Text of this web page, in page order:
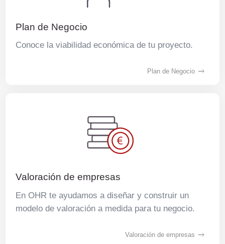
Plan de Negocio
Conoce la viabilidad económica de tu proyecto.
Plan de Negocio
Valoración de empresas
En OHR te ayudamos a diseñar y construir un
modelo de valoración a medida para tu negocio.
Valoración de empresas